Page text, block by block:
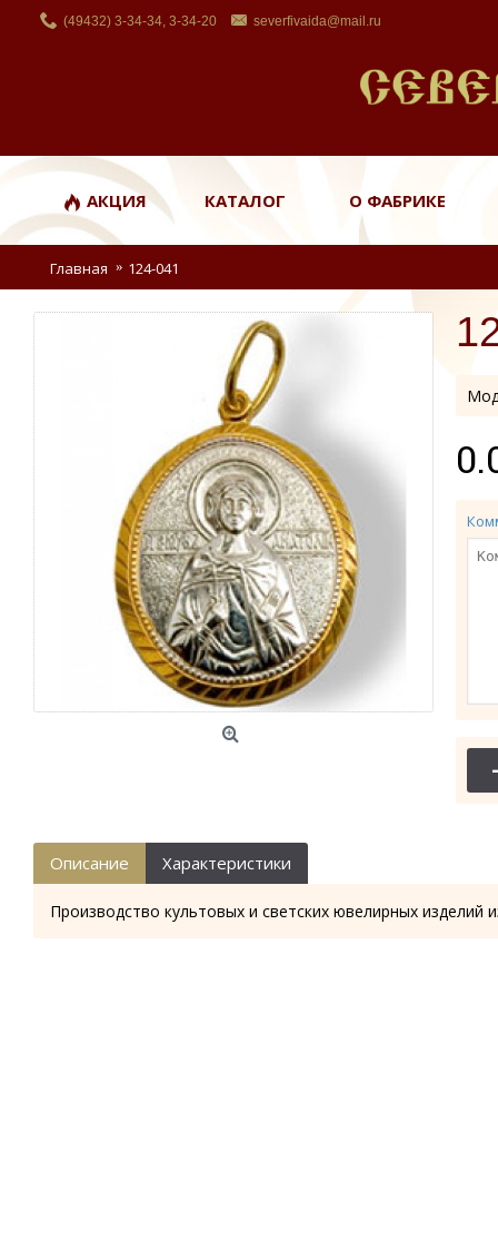
(49432) 3-34-34, 3-34-20 severfivaida@mail.ru
АКЦИЯ КАТАЛОГ О ФАБРИКЕ
Главная 124-041
-
Описание Характеристики
Производство культовых и светских ювелирных изделий